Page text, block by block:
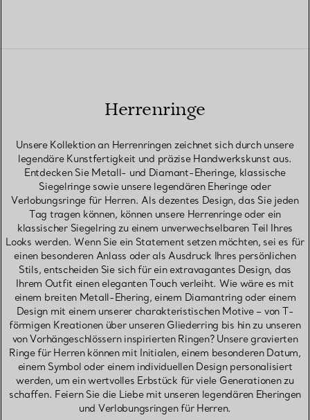
Herrenringe
Unsere Kollektion an Herrenringen zeichnet sich durch unsere
legendäre Kunstfertigkeit und präzise Handwerkskunst aus.
Entdecken Sie Metall- und Diamant-Eheringe, klassische
Siegelringe sowie unsere legendären Eheringe oder
Verlobungsringe für Herren. Als dezentes Design, das Sie jeden
Tag tragen können, können unsere Herrenringe oder ein
klassischer Siegelring zu einem unverwechselbaren Teil Ihres
Looks werden. Wenn Sie ein Statement setzen möchten, sei es für
einen besonderen Anlass oder als Ausdruck Ihres persönlichen
Stils, entscheiden Sie sich für ein extravagantes Design, das
Ihrem Outfit einen eleganten Touch verleiht. Wie wäre es mit
einem breiten Metall-Ehering, einem Diamantring oder einem
Design mit einem unserer charakteristischen Motive – von T-
förmigen Kreationen über unseren Gliederring bis hin zu unseren
von Vorhängeschlössern inspirierten Ringen? Unsere gravierten
Ringe für Herren können mit Initialen, einem besonderen Datum,
einem Symbol oder einem individuellen Design personalisiert
werden, um ein wertvolles Erbstück für viele Generationen zu
schaffen. Feiern Sie die Liebe mit unseren legendären Eheringen
und Verlobungsringen für Herren.